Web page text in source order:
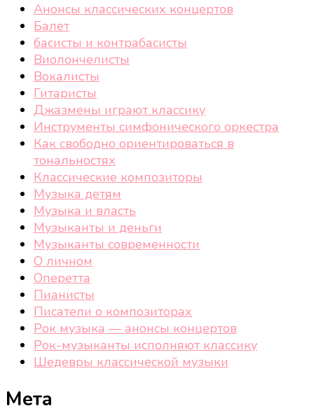
Анонсы классических концертов
Балет
басисты и контрабасисты
Виолончелисты
Вокалисты
Гитаристы
Джазмены играют классику
Инструменты симфонического оркестра
Как свободно ориентироваться в
тональностях
Классические композиторы
Музыка детям
Музыка и власть
Музыканты и деньги
Музыканты современности
О личном
Оперетта
Пианисты
Писатели о композиторах
Рок музыка — анонсы концертов
Рок-музыканты исполняют классику
Шедевры классической музыки
Мета